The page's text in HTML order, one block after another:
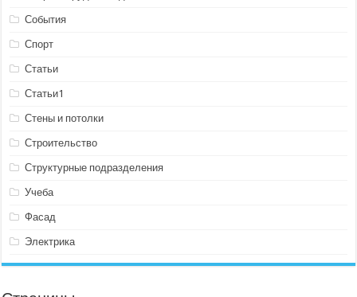
События
Спорт
Статьи
Статьи1
Стены и потолки
Строительство
Структурные подразделения
Учеба
Фасад
Электрика